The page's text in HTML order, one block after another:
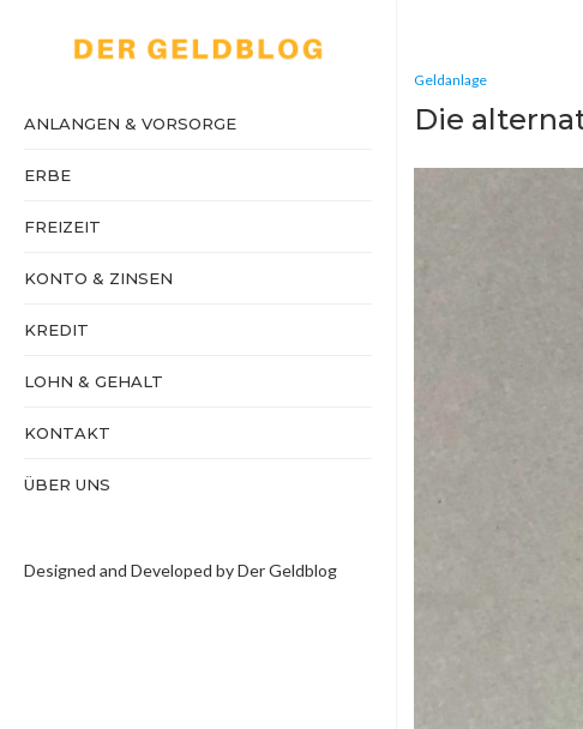
ANLANGEN & VORSORGE
ERBE
FREIZEIT
KONTO & ZINSEN
KREDIT
LOHN & GEHALT
KONTAKT
ÜBER UNS
Designed and Developed by Der Geldblog
Geldanlage
Die